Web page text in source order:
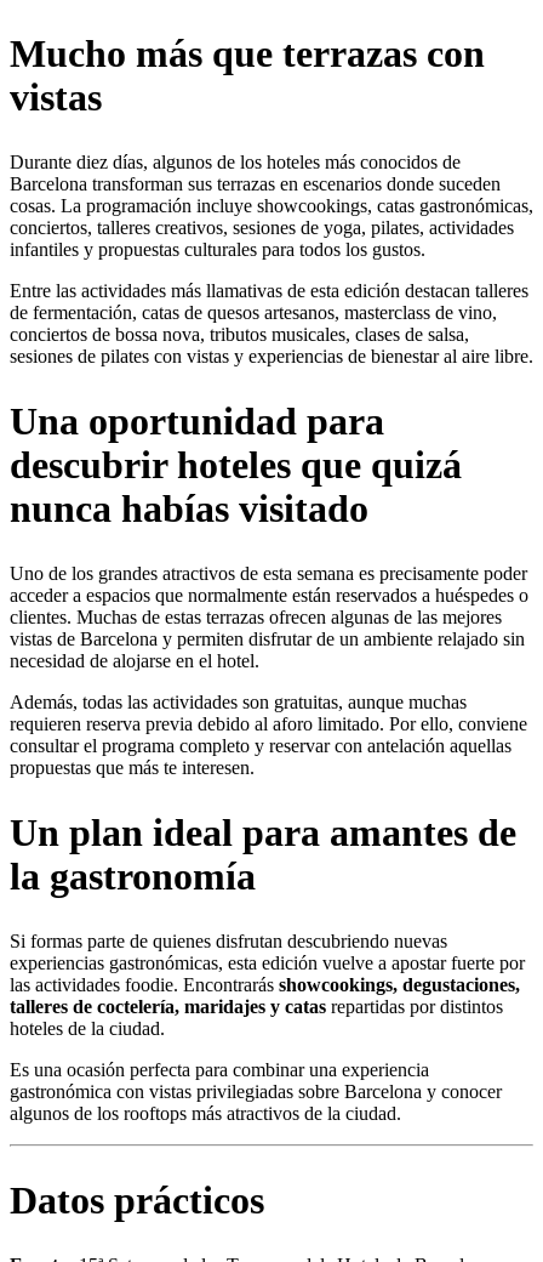
Mucho más que terrazas con
vistas
Durante diez días, algunos de los hoteles más conocidos de
Barcelona transforman sus terrazas en escenarios donde suceden
cosas. La programación incluye showcookings, catas gastronómicas,
conciertos, talleres creativos, sesiones de yoga, pilates, actividades
infantiles y propuestas culturales para todos los gustos.
Entre las actividades más llamativas de esta edición destacan talleres
de fermentación, catas de quesos artesanos, masterclass de vino,
conciertos de bossa nova, tributos musicales, clases de salsa,
sesiones de pilates con vistas y experiencias de bienestar al aire libre.
Una oportunidad para
descubrir hoteles que quizá
nunca habías visitado
Uno de los grandes atractivos de esta semana es precisamente poder
acceder a espacios que normalmente están reservados a huéspedes o
clientes. Muchas de estas terrazas ofrecen algunas de las mejores
vistas de Barcelona y permiten disfrutar de un ambiente relajado sin
necesidad de alojarse en el hotel.
Además, todas las actividades son gratuitas, aunque muchas
requieren reserva previa debido al aforo limitado. Por ello, conviene
consultar el programa completo y reservar con antelación aquellas
propuestas que más te interesen.
Un plan ideal para amantes de
la gastronomía
Si formas parte de quienes disfrutan descubriendo nuevas
experiencias gastronómicas, esta edición vuelve a apostar fuerte por
las actividades foodie. Encontrarás showcookings, degustaciones,
talleres de coctelería, maridajes y catas repartidas por distintos
hoteles de la ciudad.
Es una ocasión perfecta para combinar una experiencia
gastronómica con vistas privilegiadas sobre Barcelona y conocer
algunos de los rooftops más atractivos de la ciudad.
Datos prácticos